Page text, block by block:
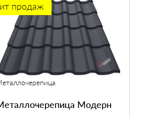
продаж
Модерн